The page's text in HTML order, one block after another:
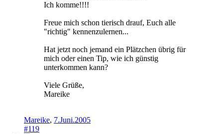
Ich komme!!!!
Freue mich schon tierisch drauf, Euch alle
"richtig" kennenzulernen...
Hat jetzt noch jemand ein Plätzchen übrig für
mich oder einen Tip, wie ich günstig
unterkommen kann?
Viele Grüße,
Mareike
Mareike, 7.Juni.2005
#119